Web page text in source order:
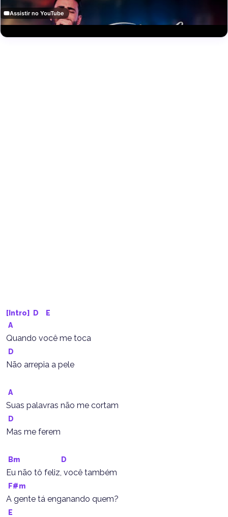
Assistir no YouTube
[Intro] D
E
A
Quando você me toca
D
Não arrepia a pele
A
Suas palavras não me cortam
D
Mas me ferem
Bm D
Eu não tô feliz, você também
F#m
A gente tá enganando quem?
E